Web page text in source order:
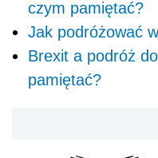
czym pamiętać?
Jak podróżować
Brexit a podróż
pamiętać?